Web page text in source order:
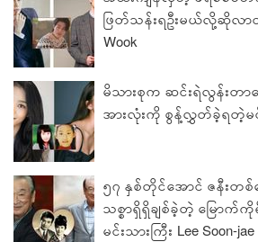
ဖြတ်သန်းရဦးမယ်လို့ဆိုလာတဲ့
Wook
မိသားစုက ဆင်းရဲလွန်းတ
အားလုံးကို စွန့်လွှတ်ခဲ့ရတဲ့မင်
၅၇ နှစ်တိုင်အောင် ဇနီး
သစ္စာရှိရှိချစ်ခဲ့တဲ့ မြောက်ကို
မင်းသားကြီး Lee Soon-jae